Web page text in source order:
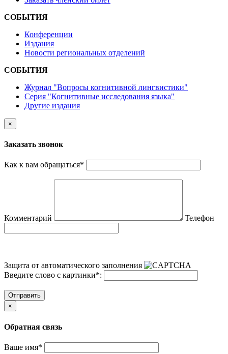
СОБЫТИЯ
Конференции
Издания
Новости региональных отделений
СОБЫТИЯ
Журнал "Вопросы когнитивной лингвистики"
Серия "Когнитивные исследования языка"
Другие издания
×
Заказать звонок
Как к вам обращаться*
Комментарий Телефон
Защита от автоматического заполнения
Введите слово с картинки*:
Отправить
×
Обратная связь
Ваше имя*